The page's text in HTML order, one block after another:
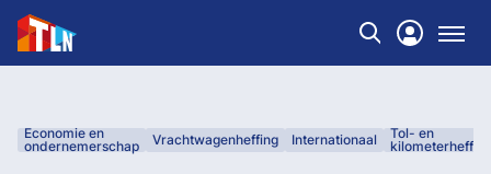
Economie en
ondernemerschap
Vrachtwagenheffing Internationaal
Tol- en
kilometerheffing